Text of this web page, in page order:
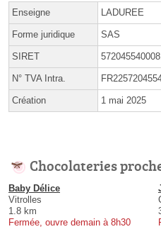
Enseigne LADUREE
Forme juridique SAS
SIRET
N° TVA Intra.
Création 1 mai 2025
Chocolateries
Baby Délice
Vitrolles
1.8 km
Fermée, ouvre demain à 8h30